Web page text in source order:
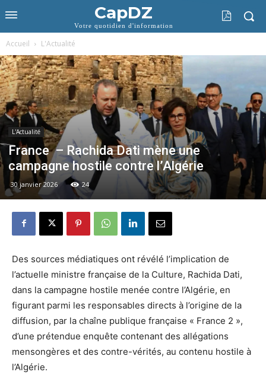
CapDZ
Votre quotidien d'information
Accueil L'Actualité
L'Actualité
France – Rachida Dati mène une
campagne hostile contre l’Algérie
30 janvier 2026 24
Des sources médiatiques ont révélé l’implication de
l’actuelle ministre française de la Culture, Rachida Dati,
dans la campagne hostile menée contre l’Algérie, en
figurant parmi les responsables directs à l’origine de la
diffusion, par la chaîne publique française « France 2 »,
d’une prétendue enquête contenant des allégations
mensongères et des contre-vérités, au contenu hostile à
l’Algérie.